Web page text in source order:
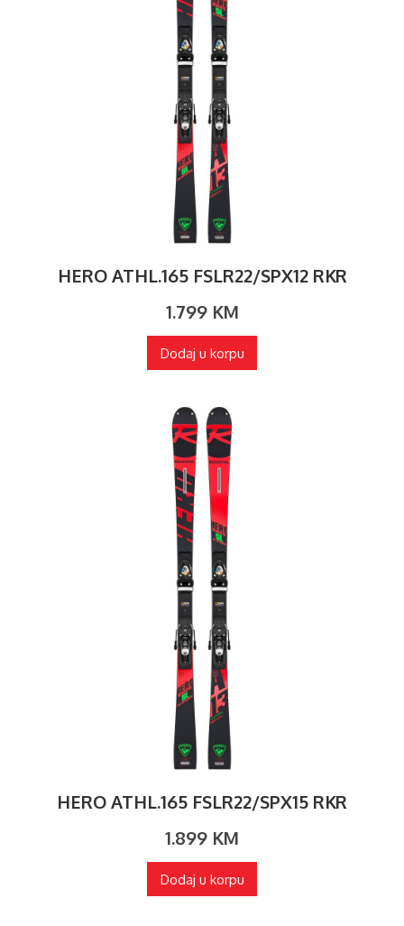
HERO ATHL.165 FSLR22/SPX12 RKR
1.799 KM
Dodaj u korpu
HERO ATHL.165 FSLR22/SPX15 RKR
1.899 KM
Dodaj u korpu